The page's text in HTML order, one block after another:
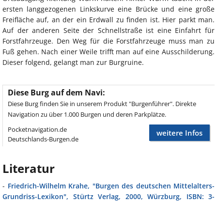
ersten langgezogenen Linkskurve eine Brücke und eine große
Freifläche auf, an der ein Erdwall zu finden ist. Hier parkt man.
Auf der anderen Seite der Schnellstraße ist eine Einfahrt für
Forstfahrzeuge. Den Weg für die Forstfahrzeuge muss man zu
Fuß gehen. Nach einer Weile trifft man auf eine Ausschilderung.
Dieser folgend, gelangt man zur Burgruine.
Diese Burg auf dem Navi:
Diese Burg finden Sie in unserem Produkt "Burgenführer". Direkte
Navigation zu über 1.000 Burgen und deren Parkplätze.
Pocketnavigation.de
Deutschlands-Burgen.de
weitere Infos
Literatur
- Friedrich-Wilhelm Krahe, "Burgen des deutschen Mittelalters-
Grundriss-Lexikon", Stürtz Verlag, 2000, Würzburg, ISBN: 3-